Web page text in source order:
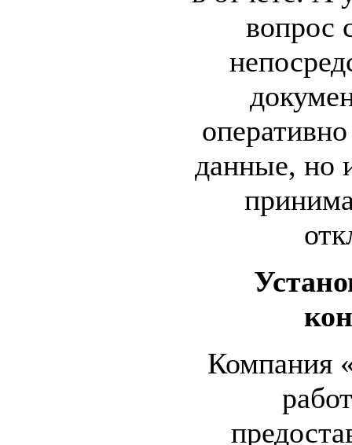
вопрос
данные, но
Компания